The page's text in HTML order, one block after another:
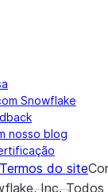
Snowflake
nosso blog
Termos do site
Inc.Todos